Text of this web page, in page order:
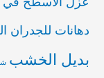
دهانات للجدران
بديل الخشب